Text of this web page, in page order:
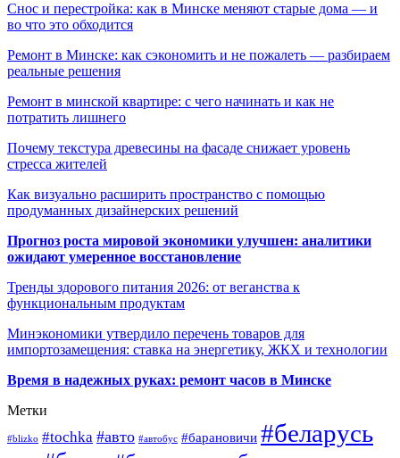
Снос и перестройка: как в Минске меняют старые дома — и
во что это обходится
Ремонт в Минске: как сэкономить и не пожалеть — разбираем
реальные решения
Ремонт в минской квартире: с чего начинать и как не
потратить лишнего
Почему текстура древесины на фасаде снижает уровень
стресса жителей
Как визуально расширить пространство с помощью
продуманных дизайнерских решений
Прогноз роста мировой экономики улучшен: аналитики
ожидают умеренное восстановление
Тренды здорового питания 2026: от веганства к
функциональным продуктам
Минэкономики утвердило перечень товаров для
импортозамещения: ставка на энергетику, ЖКХ и технологии
Время в надежных руках: ремонт часов в Минске
Метки
#blizko #tochka #авто #автобус #барановичи #беларусь